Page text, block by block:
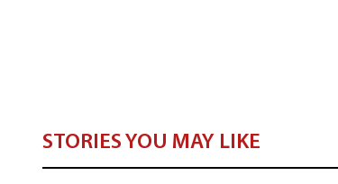
STORIES YOU MAY LIKE